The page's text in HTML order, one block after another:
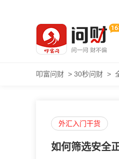
叩富问财 > 30秒问财 >
外汇入门干货
如何筛选安全